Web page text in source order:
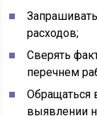
расходов;
Сверять
перечнем
Обращаться
выявлении